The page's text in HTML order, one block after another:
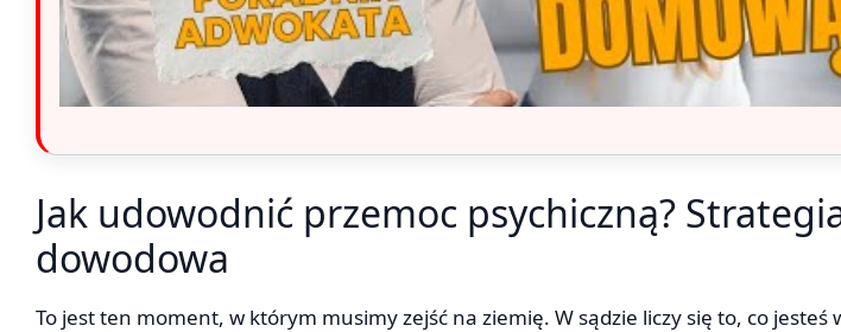
Jak udowodnić przemoc psychiczną?
dowodowa
To jest ten moment, w którym musimy zejść na ziemię. W sądzie liczy się to, co jesteś